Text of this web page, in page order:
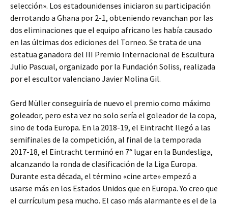
selección». Los estadounidenses iniciaron su participación
derrotando a Ghana por 2-1, obteniendo revanchan por las
dos eliminaciones que el equipo africano les había causado
en las últimas dos ediciones del Torneo. Se trata de una
estatua ganadora del III Premio Internacional de Escultura
Julio Pascual, organizado por la Fundación Soliss, realizada
por el escultor valenciano Javier Molina Gil.
Gerd Müller conseguiría de nuevo el premio como máximo
goleador, pero esta vez no solo sería el goleador de la copa,
sino de toda Europa. En la 2018-19, el Eintracht llegó a las
semifinales de la competición, al final de la temporada
2017-18, el Eintracht terminó en 7° lugar en la Bundesliga,
alcanzando la ronda de clasificación de la Liga Europa.
Durante esta década, el término «cine arte» empezó a
usarse más en los Estados Unidos que en Europa. Yo creo que
el currículum pesa mucho. El caso más alarmante es el de la